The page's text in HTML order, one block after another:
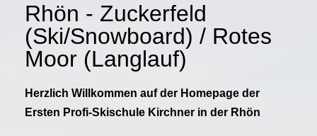
Rhön - Zuckerfeld
(Ski/Snowboard) / Rotes
Moor (Langlauf)
Herzlich Willkommen auf der Homepage der
Ersten Profi-Skischule Kirchner in der Rhön